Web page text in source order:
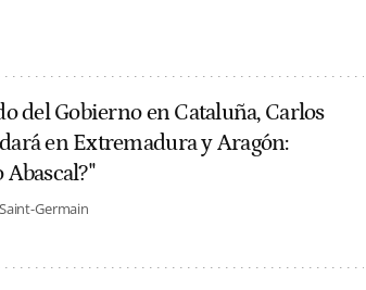
del Gobierno en Cataluña, Carlos
en Extremadura y Aragón:
Germain